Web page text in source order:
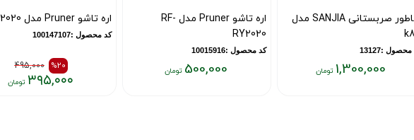
ساطور صربستانی SANJIA مدل
1,300,000
اره تاشو Pruner مدل RF-
کد محصول :10015916
500,000
کد محصول :100147107
495,000
۳۹۵,۰۰۰